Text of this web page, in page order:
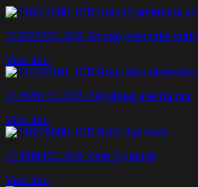
716/24200 JCB Spínač prehriatia vody
Viac info
714/26101 JCB Regulátor alternátora
Viac info
716/09800 JCB Relé 3-pinové
Viac info